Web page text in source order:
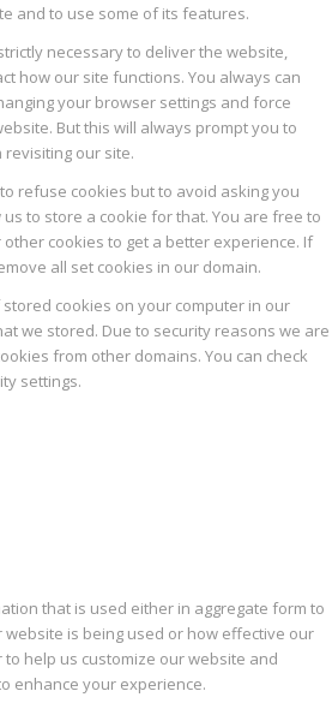
and to use some of its features.
necessary to deliver the website,
how our site functions. You always can
your browser settings and force
But this will always prompt you to
our site.
refuse cookies but to avoid asking you
to store a cookie for that. You are free to
cookies to get a better experience. If
all set cookies in our domain.
cookies on your computer in our
we stored. Due to security reasons we are
from other domains. You can check
settings.
that is used either in aggregate form to
is being used or how effective our
help us customize our website and
enhance your experience.